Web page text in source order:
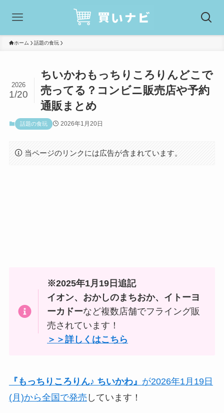
ホーム 話題の食玩
ちいかわもっちりころりんどこで
売ってる？コンビニ販売店や予約
通販まとめ
2026
1/20
話題の食玩 2026年1月20日
当ページのリンクには広告が含まれています。
※2025年1月19日追記
イオン、おかしのまちおか、イトーヨ
ーカドーなど複数店舗でフライング販
売されています！
＞＞詳しくはこちら
『 もっちりころりん♪ ちいかわ』 が2026年1月19日
(月)から全国で発売 しています！